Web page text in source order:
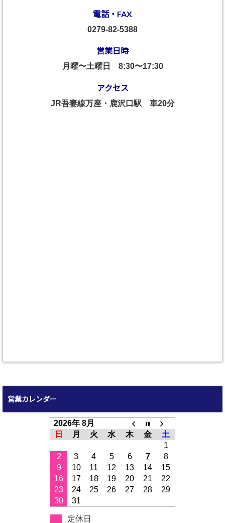
電話・FAX
0279-82-5388
営業日時
月曜〜土曜日 8:30〜17:30
アクセス
JR吾妻線万座・鹿沢口駅 車20分
営業カレンダー
2026年 8月
日
月 火 水 木 金
土
1
2
3 4 5 6 7
8
9
10 11 12 13 14
15
16
17 18 19 20 21
22
23
24 25 26 27 28
29
30
31
定休日